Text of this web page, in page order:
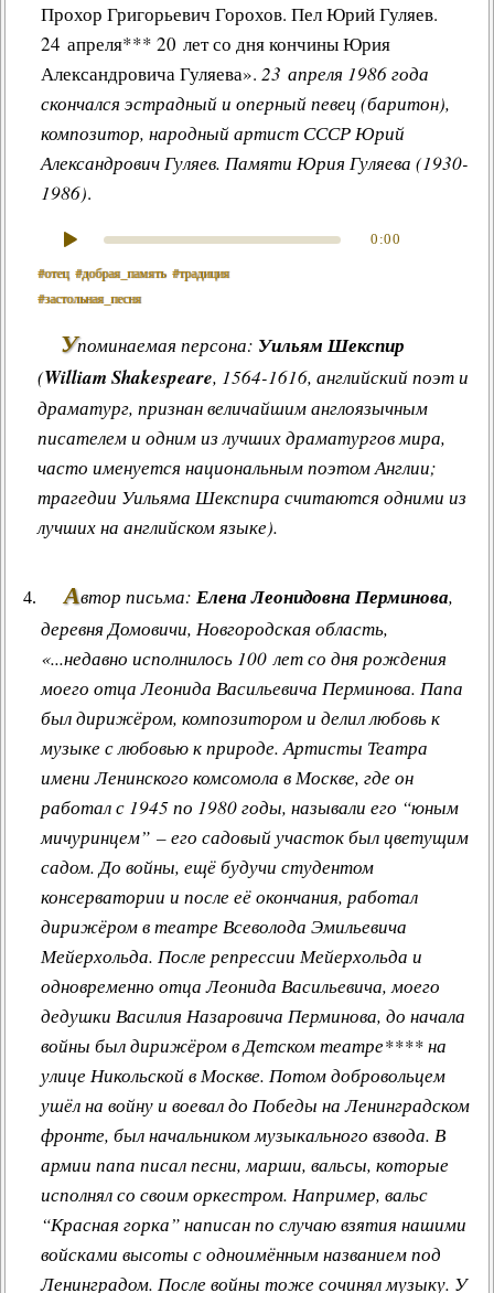
Прохор Григорьевич Горохов. Пел Юрий Гуляев.
24 апреля*** 20 лет со дня кончины Юрия
Александровича Гуляева». 23 апреля 1986 года
скончался эстрадный и оперный певец (баритон),
композитор, народный артист СССР Юрий
Александрович Гуляев. Памяти Юрия Гуляева (1930-
1986).
0:00
#отец #добрая_память #традиция
#застольная_песня
Упоминаемая персона: Уильям Шекспир
(William Shakespeare, 1564-1616, английский поэт и
драматург, признан величайшим англоязычным
писателем и одним из лучших драматургов мира,
часто именуется национальным поэтом Англии;
трагедии Уильяма Шекспира считаются одними из
лучших на английском языке).
Автор письма: Елена Леонидовна Перминова,
деревня Домовичи, Новгородская область,
«...недавно исполнилось 100 лет со дня рождения
моего отца Леонида Васильевича Перминова. Папа
был дирижёром, композитором и делил любовь к
музыке с любовью к природе. Артисты Театра
имени Ленинского комсомола в Москве, где он
работал с 1945 по 1980 годы, называли его “юным
мичуринцем” – его садовый участок был цветущим
садом. До войны, ещё будучи студентом
консерватории и после её окончания, работал
дирижёром в театре Всеволода Эмильевича
Мейерхольда. После репрессии Мейерхольда и
одновременно отца Леонида Васильевича, моего
дедушки Василия Назаровича Перминова, до начала
войны был дирижёром в Детском театре**** на
улице Никольской в Москве. Потом добровольцем
ушёл на войну и воевал до Победы на Ленинградском
фронте, был начальником музыкального взвода. В
армии папа писал песни, марши, вальсы, которые
исполнял со своим оркестром. Например, вальс
“Красная горка” написан по случаю взятия нашими
войсками высоты с одноимённым названием под
Ленинградом. После войны тоже сочинял музыку. У